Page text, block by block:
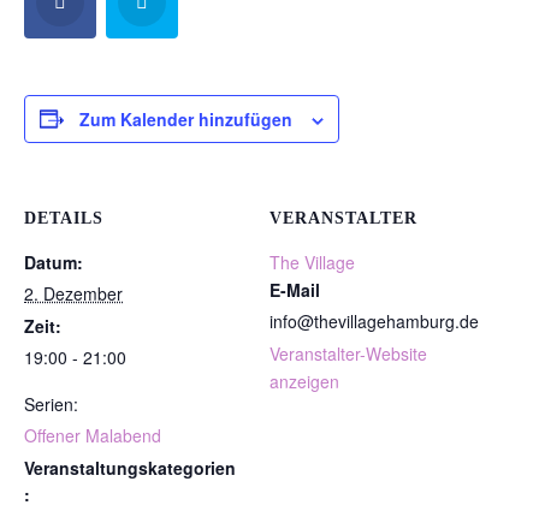
Zum Kalender hinzufügen
DETAILS
Datum:
2. Dezember
Zeit:
19:00 - 21:00
Serien:
Offener Malabend
Veranstaltungskategorien
:
VERANSTALTER
The Village
E-Mail
info@thevillagehamburg.de
Veranstalter-Website
anzeigen